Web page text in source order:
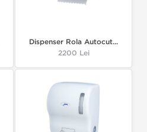
Dispenser Rola Autocut...
Pret
2200 Lei